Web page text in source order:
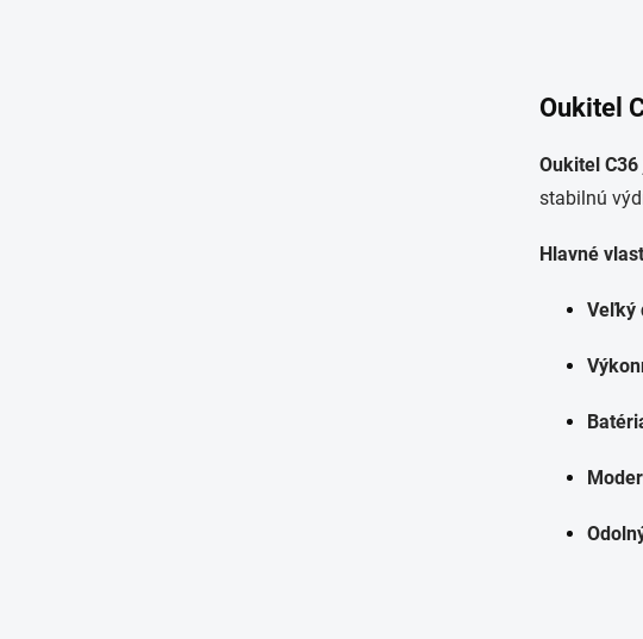
Oukitel
Oukitel C36
stabilnú
Hlavné
Veľký